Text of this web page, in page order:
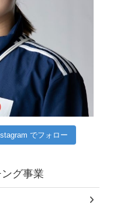
でフォロー
グ事業